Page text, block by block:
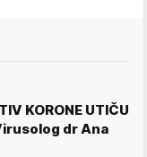
KORONE UTIČU
dr Ana